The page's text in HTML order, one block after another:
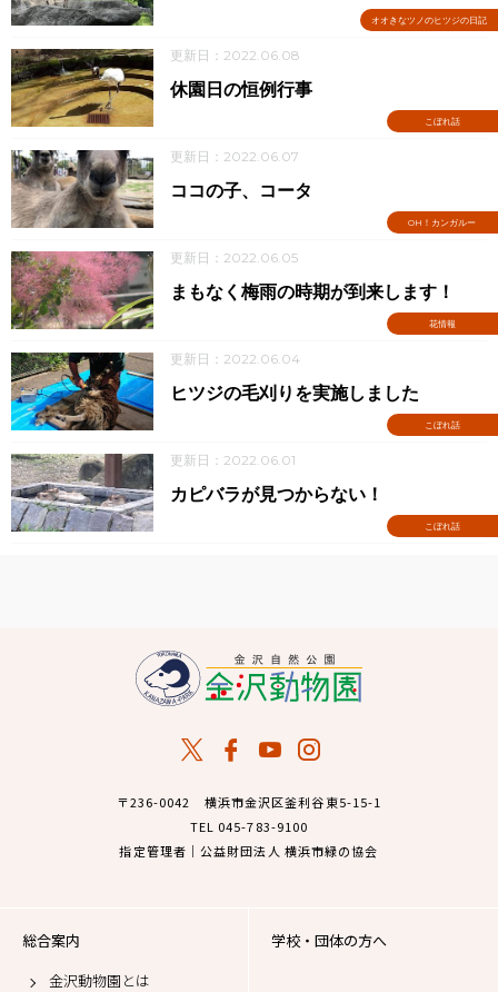
オオきなツノのヒツジの日記
更新日：2022.06.08
こぼれ話
休園日の恒例行事
更新日：2022.06.07
OH！カンガルー
ココの子、コータ
更新日：2022.06.05
花情報
まもなく梅雨の時期が到来します！
更新日：2022.06.04
こぼれ話
ヒツジの毛刈りを実施しました
更新日：2022.06.01
こぼれ話
カピバラが見つからない！
〒236-0042 横浜市金沢区釜利谷東5-15-1
TEL 045-783-9100
指定管理者｜公益財団法人 横浜市緑の協会
総合案内
金沢動物園とは
学校・団体の方へ